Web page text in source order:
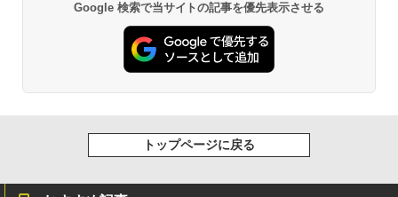
Google 検索で当サイトの記事を優先表示させる
トップページに戻る